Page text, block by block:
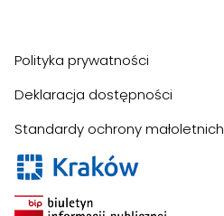
Polityka prywatności
Deklaracja dostępności
Standardy ochrony małoletnich